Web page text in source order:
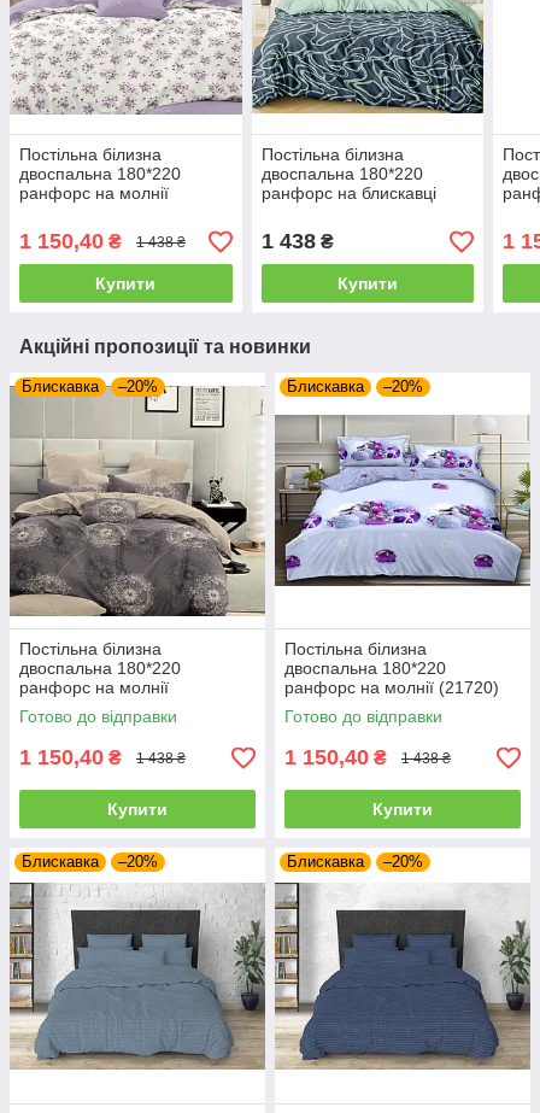
Постільна білизна
двоспальна 180*220
ранфорс на молнії
1 150,40 ₴ 1 438 ₴
Купити
Постільна білизна
двоспальна 180*220
ранфорс на блискавці
1 438₴
Купити
1
Акційні пропозиції та новинки
Блискавка –20%
Постільна білизна
двоспальна 180*220
ранфорс на молнії
Готово до відправки
1 150,40 ₴ 1 438 ₴
Купити
Блискавка –20%
Постільна білизна
двоспальна 180*220
ранфорс на молнії (21720)
Готово до відправки
1 150,40 ₴ 1 438 ₴
Купити
Блискавка –20% Блискавка –20%